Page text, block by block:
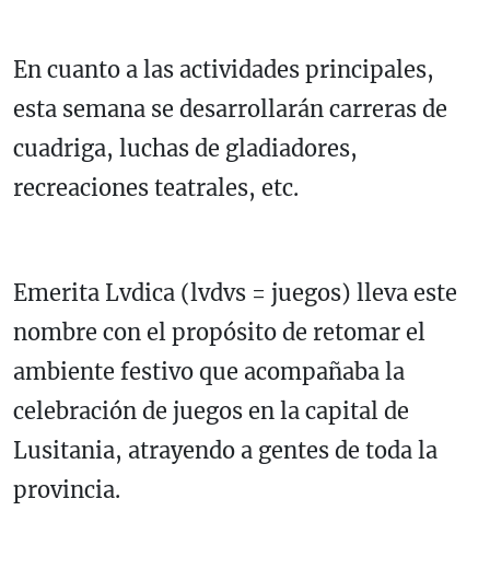
En cuanto a las actividades principales,
esta semana se desarrollarán carreras de
cuadriga, luchas de gladiadores,
recreaciones teatrales, etc.
Emerita Lvdica (lvdvs = juegos) lleva este
nombre con el propósito de retomar el
ambiente festivo que acompañaba la
celebración de juegos en la capital de
Lusitania, atrayendo a gentes de toda la
provincia.